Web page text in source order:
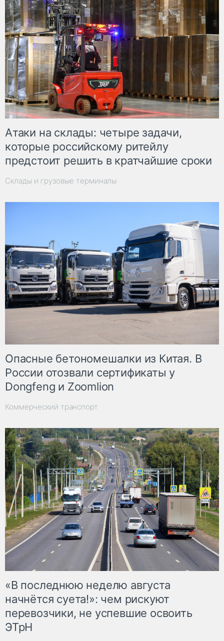
Атаки на склады: четыре задачи,
которые российскому ритейлу
предстоит решить в кратчайшие сроки
Склады и грузовые терминалы
Опасные бетономешалки из Китая. В
России отозвали сертификаты у
Dongfeng и Zoomlion
Коммерческий транспорт
«В последнюю неделю августа
начнётся суета!»: чем рискуют
перевозчики, не успевшие освоить
ЭТрН